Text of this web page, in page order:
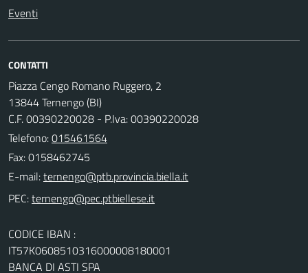
Eventi
CONTATTI
Piazza Cengo Romano Ruggero, 2
13844 Ternengo (BI)
C.F. 00390220028 - P.Iva: 00390220028
Telefono:015461564
Fax: 0158462745
E-mail:
PEC:
CODICE IBAN :
IT57K0608510316000008180001
BANCA DI ASTI SPA